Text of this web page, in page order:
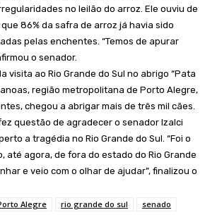
no leilão do arroz. Ele ouviu de
86% da safra de arroz já havia sido
pelas enchentes. “Temos de apurar
o senador.
visita ao Rio Grande do Sul no abrigo “Pata
região metropolitana de Porto Alegre,
chegou a abrigar mais de três mil cães.
questão de agradecer o senador Izalci
a tragédia no Rio Grande do Sul. “Foi o
até agora, de fora do estado do Rio Grande
e veio com o olhar de ajudar”, finalizou o
Alegre rio grande do sul senado